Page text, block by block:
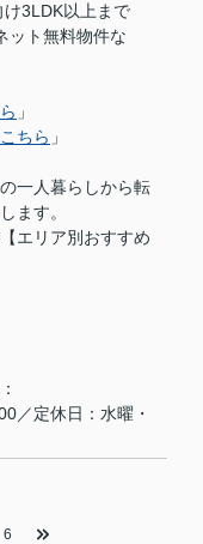
3LDK以上まで
ット無料物件な
」
ちら 」
一人暮らしから転
ます。
エリア別おすすめ
／定休日：水曜・
6